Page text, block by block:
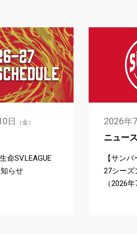
日 （金）
命SV.LEAGUE
らせ
2026年7
ニュース
【サン
27シーズ
（2026